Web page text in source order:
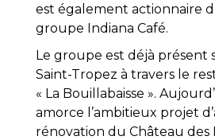
est également actionnaire
groupe Indiana Café.
Le groupe est déjà présent
Saint-Tropez à travers le
« La Bouillabaisse ».
amorce l’ambitieux projet
rénovation du Château des